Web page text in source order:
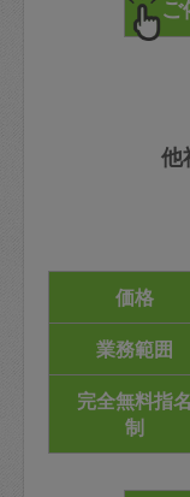
他
価格
業務範囲
完全無料指名
制